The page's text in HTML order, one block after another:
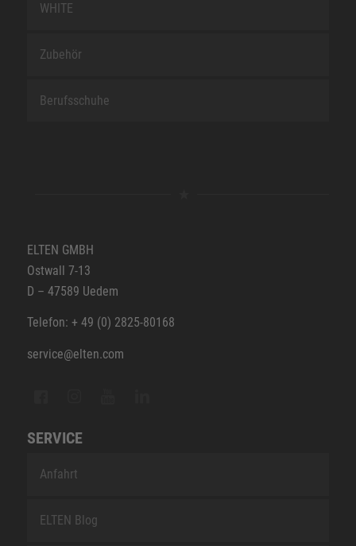
WHITE
Zubehör
Berufsschuhe
ELTEN GMBH
Ostwall 7-13
D – 47589 Uedem
Telefon: + 49 (0) 2825-80168
service@elten.com
SERVICE
Anfahrt
ELTEN Blog